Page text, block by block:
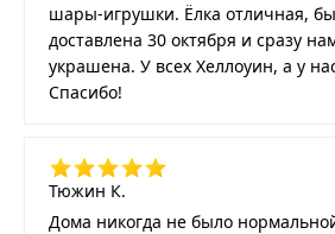
шары-игрушки. Ёлка отличная,
доставлена 30 октября и сразу
украшена. У всех Хеллоуин, а у
Спасибо!
Тюжин К.
Дома никогда не было